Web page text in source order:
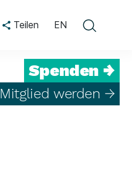
Teilen EN
Spenden →
Mitglied werden →